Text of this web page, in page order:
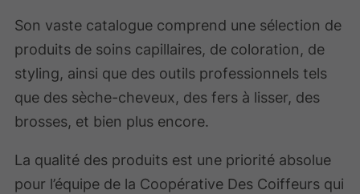
Son vaste catalogue comprend une sélection de
produits de soins capillaires, de coloration, de
styling, ainsi que des outils professionnels tels
que des sèche-cheveux, des fers à lisser, des
brosses, et bien plus encore.
La qualité des produits est une priorité absolue
pour l’équipe de la Coopérative Des Coiffeurs qui